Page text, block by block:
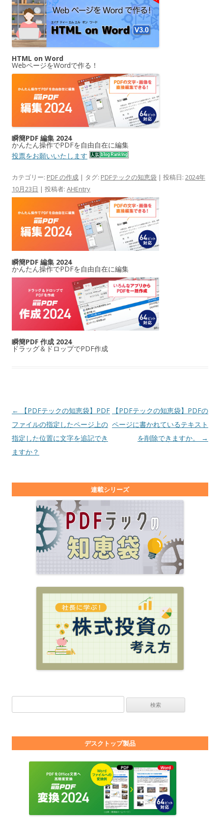
HTML on Word
WebページをWordで作る！
瞬簡PDF 編集 2024
かんたん操作でPDFを自由自在に編集
投票をお願いいたします
カテゴリー: PDF の作成 | タグ: PDFテックの知恵袋 | 投稿日: 2024年
10月23日 | 投稿者: AHEntry
瞬簡PDF 編集 2024
かんたん操作でPDFを自由自在に編集
瞬簡PDF 作成 2024
ドラッグ＆ドロップでPDF作成
投稿ナビゲーション
←
【PDFテックの知恵袋】PDF
ファイルの指定したページ上の
指定した位置に文字を追記でき
ますか？
【PDFテックの知恵袋】PDFの
ページに書かれているテキスト
を削除できますか。
→
連載シリーズ
デスクトップ製品